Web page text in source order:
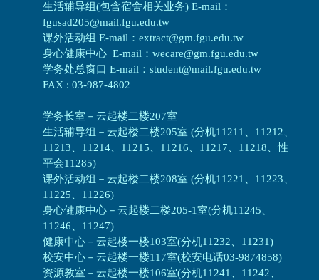
生活辅导组(包含宿舍相关业务) E-mail：
fgusad205@mail.fgu.edu.tw
课外活动组 E-mail：extract@gm.fgu.edu.tw
身心健康中心 E-mail：wecare@gm.fgu.edu.tw
学务处总窗口 E-mail：student@mail.fgu.edu.tw
FAX : 03-987-4802
学务长室－云起楼二楼207室
生活辅导组 － 云起楼二楼205室 (分机11211、11212、
11213、11214、11215、11216、11217、11218、性
平会11285)
课外活动组 － 云起楼二楼208室 (分机11221、11223、
11225、11226)
身心健康中心 － 云起楼二楼205-1室(分机11245、
11246、11247)
健康中心－ 云起楼一楼103室(分机11232、11231)
校安中心－ 云起楼一楼117室(校安电话03-9874858)
资源教室 － 云起楼一楼106室(分机11241、11242、